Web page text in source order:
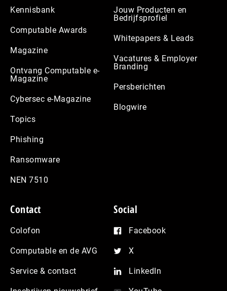
Kennisbank
Computable Awards
Magazine
Ontvang Computable e-
Magazine
Cybersec e-Magazine
Topics
Phishing
Ransomware
NEN 7510
Jouw Producten en
Bedrijfsprofiel
Whitepapers & Leads
Vacatures & Employer
Branding
Persberichten
Blogwire
Contact
Colofon
Computable en de AVG
Service & contact
Social
Facebook
X
LinkedIn